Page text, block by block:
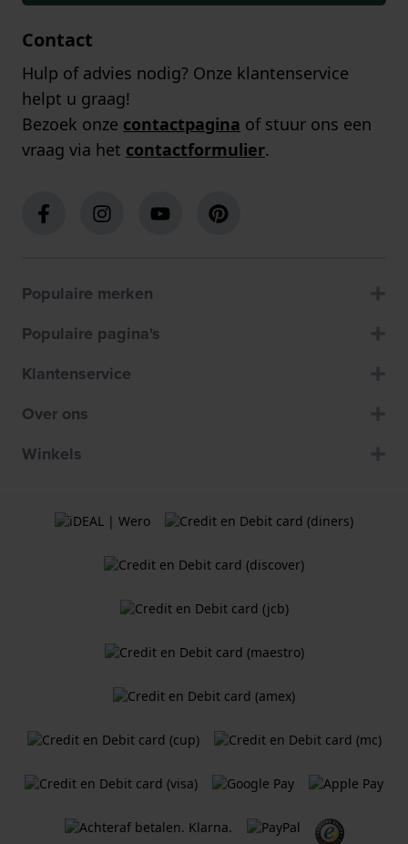
Contact
Hulp of advies nodig? Onze klantenservice
helpt u graag!
Bezoek onze contactpagina of stuur ons een
vraag via het contactformulier.
Populaire merken
Populaire pagina's
Klantenservice
Over ons
Winkels